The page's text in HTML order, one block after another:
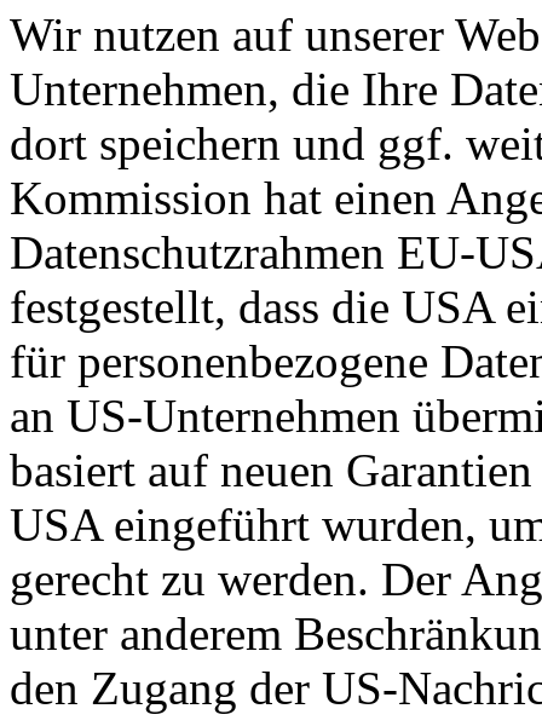
Wir nutzen auf unserer
Unternehmen, die Ihre
dort speichern und ggf.
Kommission hat einen
Datenschutzrahmen EU-
festgestellt, dass die USA
für personenbezogene
an US-Unternehmen
basiert auf neuen
USA eingeführt wurden,
gerecht zu werden. Der
unter anderem
den Zugang der US-